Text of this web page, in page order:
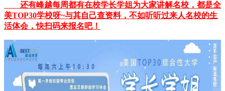
还有峰越每周都有在校学长学姐为大家讲解名校，都是全
美TOP30学校呀~与其自己查资料，不如听听过来人名校的生
活体会，快扫码来报名吧！